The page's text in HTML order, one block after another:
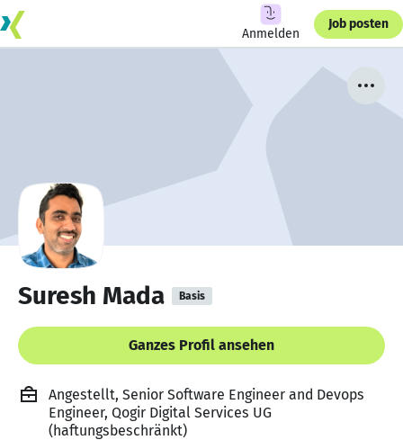
Anmelden
Job posten
Suresh Mada Basis
Ganzes Profil ansehen
Angestellt, Senior Software Engineer and Devops
Engineer, Qogir Digital Services UG
(haftungsbeschränkt)